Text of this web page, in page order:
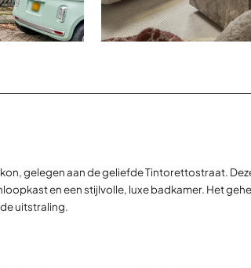
gelegen aan de geliefde Tintorettostraat.
en een stijlvolle, luxe badkamer. Het
uitstraling.